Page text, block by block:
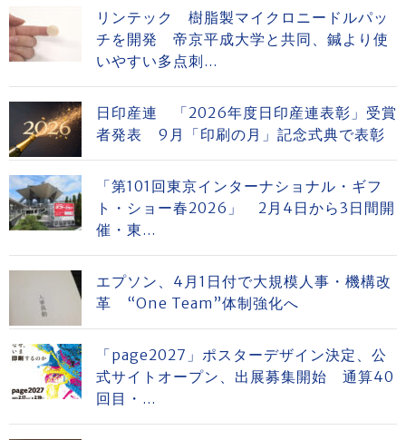
リンテック 樹脂製マイクロニードルパッ
チを開発 帝京平成大学と共同、鍼より使
いやすい多点刺...
日印産連 「2026年度日印産連表彰」受賞
者発表 9月「印刷の月」記念式典で表彰
「第101回東京インターナショナル・ギフ
ト・ショー春2026」 2月4日から3日間開
催・東...
エプソン、4月1日付で大規模人事・機構改
革 “One Team”体制強化へ
「page2027」ポスターデザイン決定、公
式サイトオープン、出展募集開始 通算40
回目・...